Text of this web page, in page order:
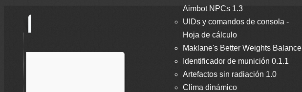
Aimbot NPCs 1.3
UIDs y comandos de consola -
Hoja de cálculo
Maklane's Better Weights Balance
Identificador de munición 0.1.1
Artefactos sin radiación 1.0
Clima dinámico